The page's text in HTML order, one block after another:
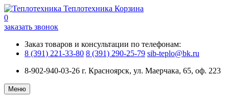
Теплотехника Корзина
0
заказать звонок
Заказ товаров и консультации по телефонам:
8 (391) 221-33-80 8 (391) 290-25-79 sib-teplo@bk.ru
8-902-940-03-26 г. Красноярск, ул. Маерчака, 65, оф. 223
Меню